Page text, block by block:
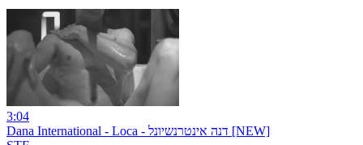
3:04
Dana International - Loca - דנה אינטרנשיונל [NEW]